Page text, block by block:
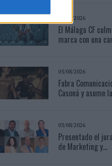
07/08/2026
El Málaga CF
marca con una
05/08/2026
Fabra
Casoná y asume
03/08/2026
Presentado el
de Marketing y...